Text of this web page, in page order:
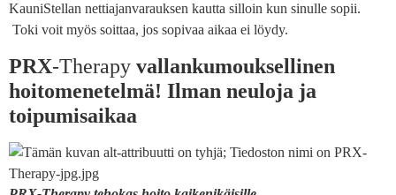
KauniStellan nettiajanvarauksen kautta silloin kun sinulle sopii.
Toki voit myös soittaa, jos sopivaa aikaa ei löydy.
PRX-Therapy vallankumouksellinen
hoitomenetelmä! Ilman neuloja ja
toipumisaikaa